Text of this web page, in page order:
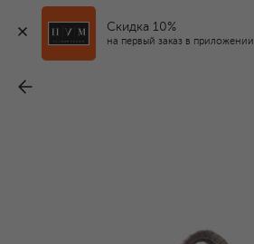
Скидка 10%
на первый заказ в приложении